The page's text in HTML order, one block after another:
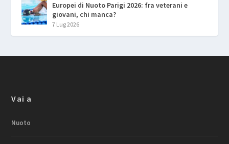
Europei di Nuoto Parigi 2026: fra veterani e
giovani, chi manca?
7 Lug 2026
Vai a
Nuoto